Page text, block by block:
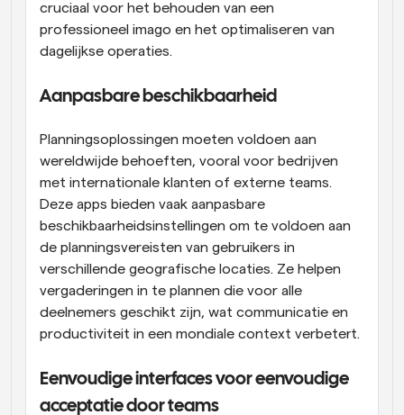
cruciaal voor het behouden van een
professioneel imago en het optimaliseren van
dagelijkse operaties.
Aanpasbare beschikbaarheid
Planningsoplossingen moeten voldoen aan
wereldwijde behoeften, vooral voor bedrijven
met internationale klanten of externe teams.
Deze apps bieden vaak aanpasbare
beschikbaarheidsinstellingen om te voldoen aan
de planningsvereisten van gebruikers in
verschillende geografische locaties. Ze helpen
vergaderingen in te plannen die voor alle
deelnemers geschikt zijn, wat communicatie en
productiviteit in een mondiale context verbetert.
Eenvoudige interfaces voor eenvoudige
acceptatie door teams